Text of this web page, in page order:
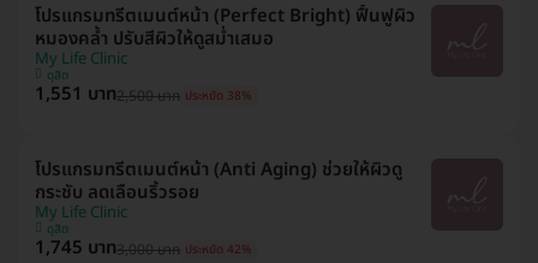
โปรแกรมทรีตเมนต์หน้า (Perfect Bright) ฟื้นฟูผิว
หมองคล้ำ ปรับสีผิวให้ดูสม่ำเสมอ
My Life Clinic
ดุสิต
1,551 บาท2,500 บาท ประหยัด 38%
โปรแกรมทรีตเมนต์หน้า (Anti Aging) ช่วยให้ผิวดู
กระชับ ลดเลือนริ้วรอย
My Life Clinic
ดุสิต
1,745 บาท3,000 บาท ประหยัด 42%